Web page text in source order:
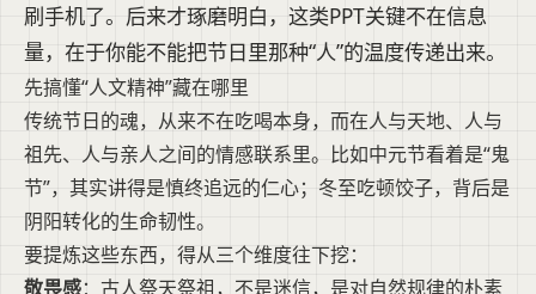
刷手机了。后来才琢磨明白，这类PPT关键不在信息
量，在于你能不能把节日里那种“人”的温度传递出来。
先搞懂“人文精神”藏在哪里
传统节日的魂，从来不在吃喝本身，而在人与天地、人与
祖先、人与亲人之间的情感联系里。比如中元节看着是“鬼
节”，其实讲得是慎终追远的仁心；冬至吃顿饺子，背后是
阴阳转化的生命韧性。
要提炼这些东西，得从三个维度往下挖：
敬畏感：古人祭天祭祖，不是迷信，是对自然规律的朴素